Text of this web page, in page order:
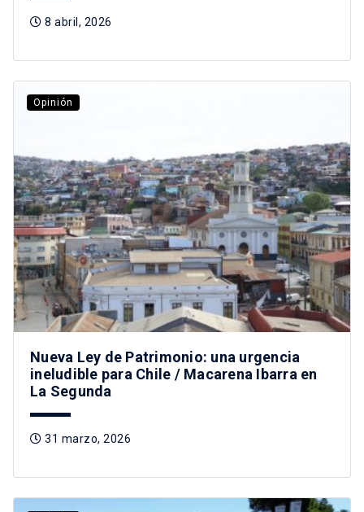
8 abril, 2026
Opinión
Nueva Ley de Patrimonio: una urgencia
ineludible para Chile / Macarena Ibarra en
La Segunda
31 marzo, 2026